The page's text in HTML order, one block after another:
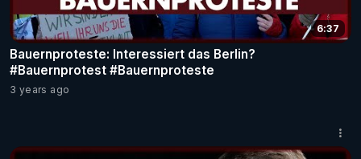
6:37
Bauernproteste: Interessiert das Berlin?
#Bauernprotest #Bauernproteste
3 years ago